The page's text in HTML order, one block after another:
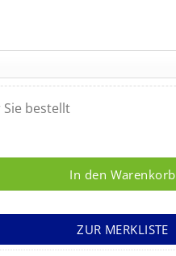
bestellt
In den Warenkorb
ZUR MERKLISTE